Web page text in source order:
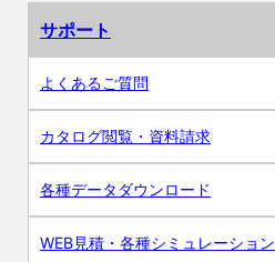
サポート
よくあるご質問
カタログ閲覧・資料請求
各種データダウンロード
WEB見積・各種シミュレーション